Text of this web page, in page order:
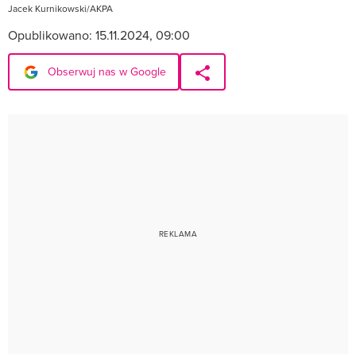
Jacek Kurnikowski/AKPA
Opublikowano: 15.11.2024, 09:00
Obserwuj nas w Google